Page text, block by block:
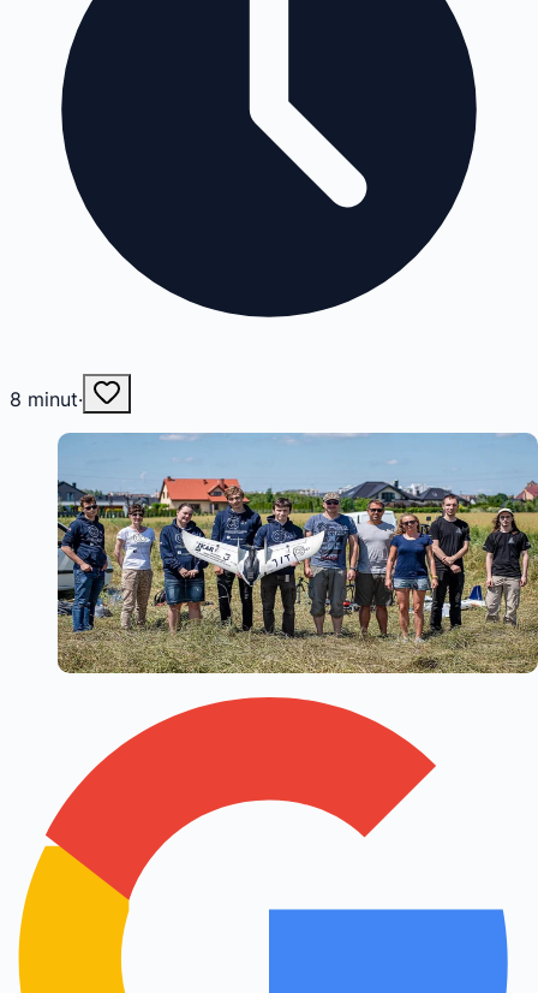
8 minut·